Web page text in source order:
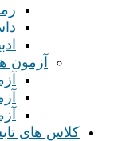
آزمون
کلاس های